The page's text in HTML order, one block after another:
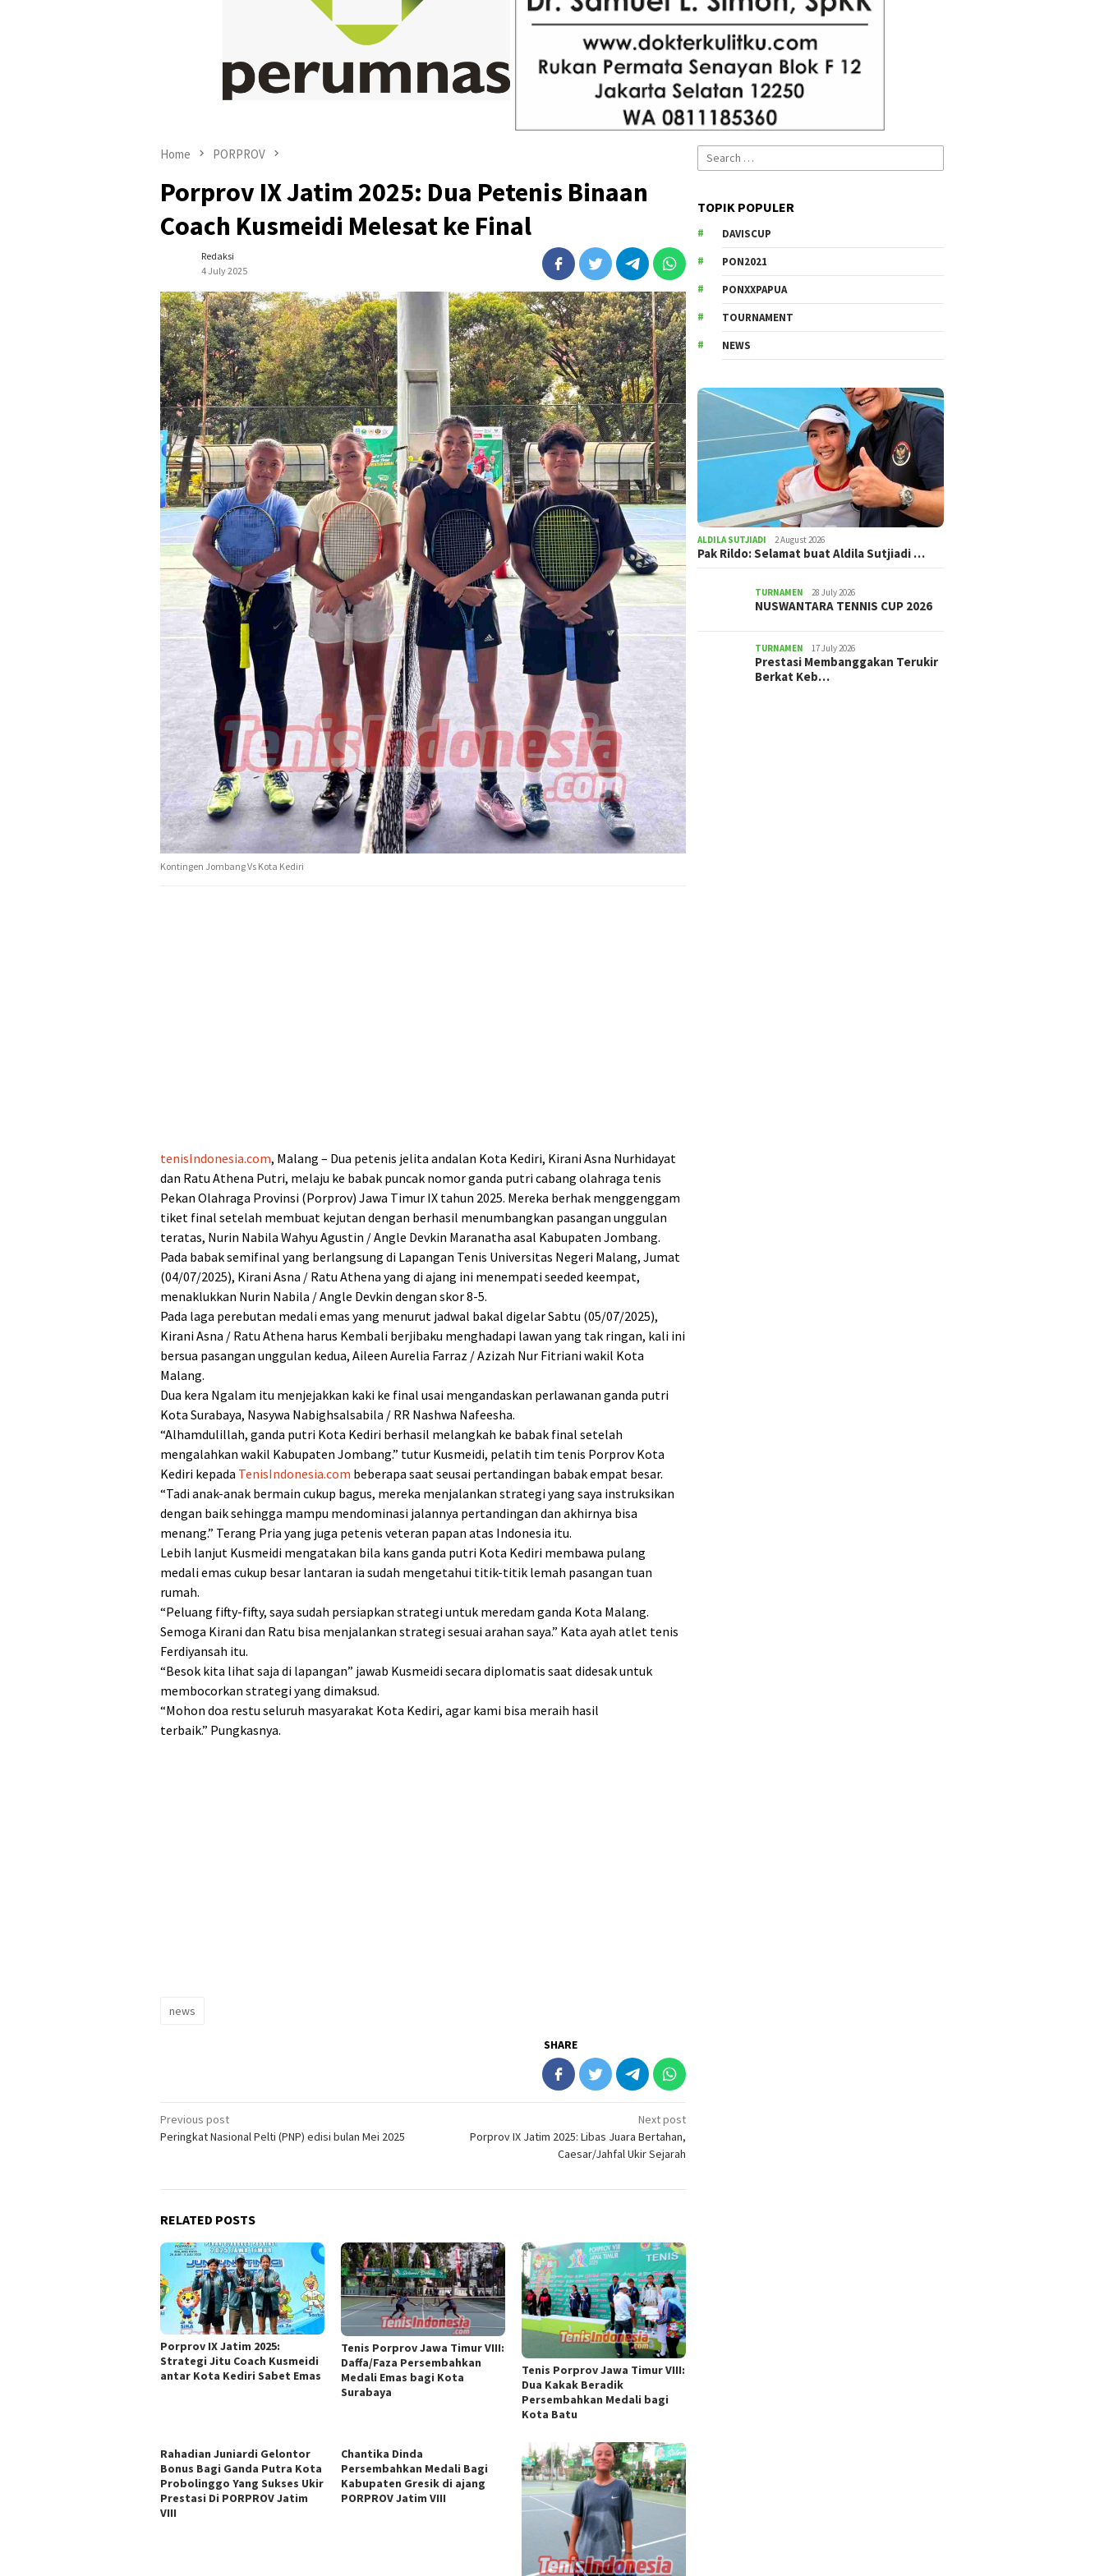
Home PORPROV
Porprov IX Jatim 2025: Dua Petenis Binaan
Coach Kusmeidi Melesat ke Final
Redaksi
4 July 2025
Kontingen Jombang Vs Kota Kediri
tenisIndonesia.com, Malang – Dua petenis jelita andalan Kota Kediri, Kirani Asna Nurhidayat
dan Ratu Athena Putri, melaju ke babak puncak nomor ganda putri cabang olahraga tenis
Pekan Olahraga Provinsi (Porprov) Jawa Timur IX tahun 2025. Mereka berhak menggenggam
tiket final setelah membuat kejutan dengan berhasil menumbangkan pasangan unggulan
teratas, Nurin Nabila Wahyu Agustin / Angle Devkin Maranatha asal Kabupaten Jombang.
Pada babak semifinal yang berlangsung di Lapangan Tenis Universitas Negeri Malang, Jumat
(04/07/2025), Kirani Asna / Ratu Athena yang di ajang ini menempati seeded keempat,
menaklukkan Nurin Nabila / Angle Devkin dengan skor 8-5.
Pada laga perebutan medali emas yang menurut jadwal bakal digelar Sabtu (05/07/2025),
Kirani Asna / Ratu Athena harus Kembali berjibaku menghadapi lawan yang tak ringan, kali ini
bersua pasangan unggulan kedua, Aileen Aurelia Farraz / Azizah Nur Fitriani wakil Kota
Malang.
Dua kera Ngalam itu menjejakkan kaki ke final usai mengandaskan perlawanan ganda putri
Kota Surabaya, Nasywa Nabighsalsabila / RR Nashwa Nafeesha.
“Alhamdulillah, ganda putri Kota Kediri berhasil melangkah ke babak final setelah
mengalahkan wakil Kabupaten Jombang.” tutur Kusmeidi, pelatih tim tenis Porprov Kota
Kediri kepada TenisIndonesia.com beberapa saat seusai pertandingan babak empat besar.
“Tadi anak-anak bermain cukup bagus, mereka menjalankan strategi yang saya instruksikan
dengan baik sehingga mampu mendominasi jalannya pertandingan dan akhirnya bisa
menang.” Terang Pria yang juga petenis veteran papan atas Indonesia itu.
Lebih lanjut Kusmeidi mengatakan bila kans ganda putri Kota Kediri membawa pulang
medali emas cukup besar lantaran ia sudah mengetahui titik-titik lemah pasangan tuan
rumah.
“Peluang fifty-fifty, saya sudah persiapkan strategi untuk meredam ganda Kota Malang.
Semoga Kirani dan Ratu bisa menjalankan strategi sesuai arahan saya.” Kata ayah atlet tenis
Ferdiyansah itu.
“Besok kita lihat saja di lapangan” jawab Kusmeidi secara diplomatis saat didesak untuk
membocorkan strategi yang dimaksud.
“Mohon doa restu seluruh masyarakat Kota Kediri, agar kami bisa meraih hasil
terbaik.” Pungkasnya.
news
SHARE
Post
navigation
Previous post
Peringkat Nasional Pelti (PNP) edisi bulan Mei 2025
Next post
Porprov IX Jatim 2025: Libas Juara Bertahan,
Caesar/Jahfal Ukir Sejarah
RELATED POSTS
Porprov IX Jatim 2025:
Strategi Jitu Coach Kusmeidi
antar Kota Kediri Sabet Emas
Tenis Porprov Jawa Timur VIII:
Daffa/Faza Persembahkan
Medali Emas bagi Kota
Surabaya
Tenis Porprov Jawa Timur VIII:
Dua Kakak Beradik
Persembahkan Medali bagi
Kota Batu
Rahadian Juniardi Gelontor
Bonus Bagi Ganda Putra Kota
Probolinggo Yang Sukses Ukir
Prestasi Di PORPROV Jatim
VIII
Chantika Dinda
Persembahkan Medali Bagi
Kabupaten Gresik di ajang
PORPROV Jatim VIII
Search
for:
TOPIK POPULER
DAVISCUP
PON2021
PONXXPAPUA
TOURNAMENT
NEWS
ALDILA SUTJIADI 2 August 2026
Pak Rildo: Selamat buat Aldila Sutjiadi …
TURNAMEN 28 July 2026
NUSWANTARA TENNIS CUP 2026
TURNAMEN 17 July 2026
Prestasi Membanggakan Terukir
Berkat Keb…